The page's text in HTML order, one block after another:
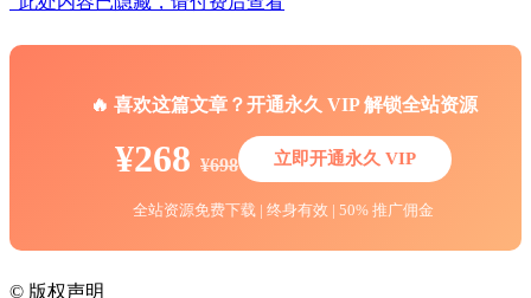
🔥 喜欢这篇文章？开通永久 VIP 解锁全站资源
¥268 ¥698 立即开通永久 VIP
全站资源免费下载 | 终身有效 | 50% 推广佣金
© 版权声明